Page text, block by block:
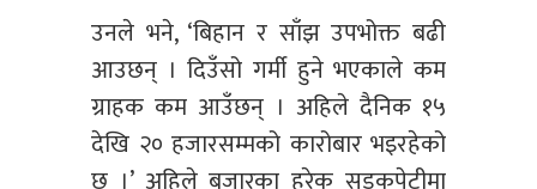
उनले भने, ‘बिहान र साँझ उपभोक्त बढी
आउछन् । दिउँसो गर्मी हुने भएकाले कम
ग्राहक कम आउँछन् । अहिले दैनिक १५
देखि २० हजारसम्मको कारोबार भइरहेको